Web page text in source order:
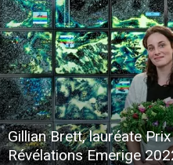
Gillian Brett, lauréate
Révélations Emerige